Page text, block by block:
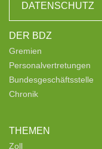
DATENSCHUTZ
DER BDZ
Gremien
Personalvertretungen
Bundesgeschäftsstelle
Chronik
THEMEN
Zoll